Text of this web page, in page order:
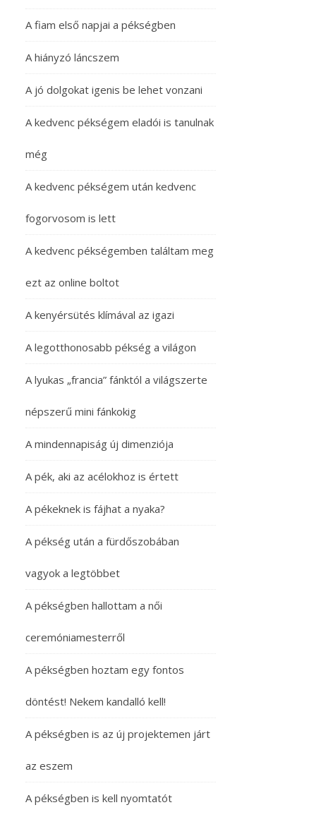
A fiam első napjai a pékségben
A hiányzó láncszem
A jó dolgokat igenis be lehet vonzani
A kedvenc pékségem eladói is tanulnak
még
A kedvenc pékségem után kedvenc
fogorvosom is lett
A kedvenc pékségemben találtam meg
ezt az online boltot
A kenyérsütés klímával az igazi
A legotthonosabb pékség a világon
A lyukas „francia” fánktól a világszerte
népszerű mini fánkokig
A mindennapiság új dimenziója
A pék, aki az acélokhoz is értett
A pékeknek is fájhat a nyaka?
A pékség után a fürdőszobában
vagyok a legtöbbet
A pékségben hallottam a női
ceremóniamesterről
A pékségben hoztam egy fontos
döntést! Nekem kandalló kell!
A pékségben is az új projektemen járt
az eszem
A pékségben is kell nyomtatót